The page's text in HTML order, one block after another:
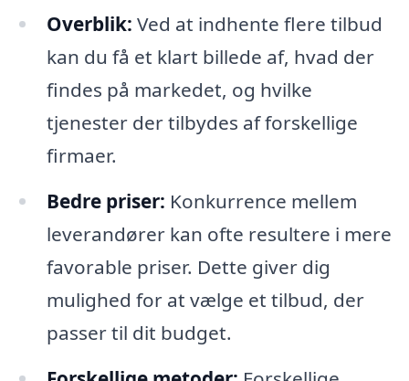
Overblik: Ved at indhente flere tilbud
kan du få et klart billede af, hvad der
findes på markedet, og hvilke
tjenester der tilbydes af forskellige
firmaer.
Bedre priser: Konkurrence mellem
leverandører kan ofte resultere i mere
favorable priser. Dette giver dig
mulighed for at vælge et tilbud, der
passer til dit budget.